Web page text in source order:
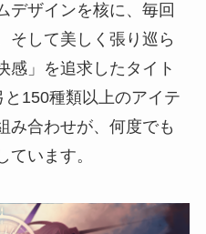
デザインを核に、毎回
そして美しく張り巡ら
感」を追求したタイト
150種類以上のアイテ
み合わせが、何度でも
います。